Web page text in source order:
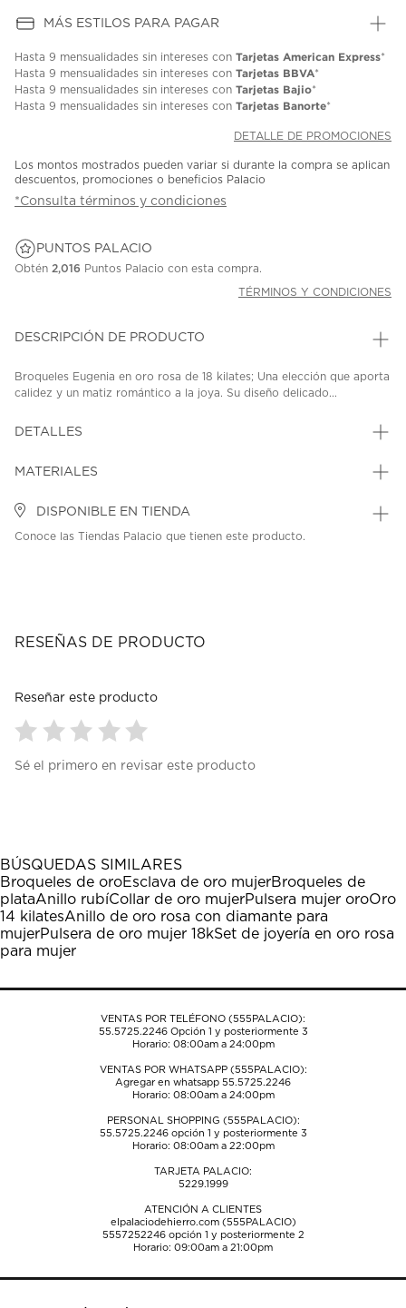
MÁS ESTILOS PARA PAGAR
Hasta 9 mensualidades sin intereses con Tarjetas American Express*
Hasta 9 mensualidades sin intereses con Tarjetas BBVA*
Hasta 9 mensualidades sin intereses con Tarjetas Bajio*
Hasta 9 mensualidades sin intereses con Tarjetas Banorte*
DETALLE DE PROMOCIONES
Los montos mostrados pueden variar si durante la compra se aplican
descuentos, promociones o beneficios Palacio
*Consulta términos y condiciones
PUNTOS PALACIO
Obtén 2,016 Puntos Palacio con esta compra.
TÉRMINOS Y CONDICIONES
DESCRIPCIÓN DE PRODUCTO
Broqueles Eugenia en oro rosa de 18 kilates; Una elección que aporta
calidez y un matiz romántico a la joya. Su diseño delicado...
DETALLES
MATERIALES
DISPONIBLE EN TIENDA
Conoce las Tiendas Palacio que tienen este producto.
RESEÑAS DE PRODUCTO
Reseñar este producto
para
1
estrella
Esta
acción
abrirá
el
formulario
envío.
para
estrellas.
Esta
acción
abrirá
el
formulario
envío.
para
estrellas.
Esta
acción
abrirá
el
formulario
envío.
para
estrellas.
Esta
acción
abrirá
el
envío.
para
estrellas.
Esta
acción
abrirá
el
envío.
Sé el primero en revisar este producto
BÚSQUEDAS SIMILARES
Broqueles de oroEsclava de oro mujerBroqueles de
plataAnillo rubíCollar de oro mujerPulsera mujer oroOro
14 kilatesAnillo de oro rosa con diamante para
mujerPulsera de oro mujer 18kSet de joyería en oro rosa
para mujer
VENTAS POR TELÉFONO (555PALACIO):
55.5725.2246Opción 1 y posteriormente 3
Horario: 08:00am a 24:00pm
VENTAS POR WHATSAPP (555PALACIO):
Agregar en whatsapp 55.5725.2246
Horario: 08:00am a 24:00pm
PERSONAL SHOPPING (555PALACIO):
55.5725.2246opción 1 y posteriormente 3
Horario: 08:00am a 22:00pm
TARJETA PALACIO:
5229.1999
ATENCIÓN A CLIENTES
elpalaciodehierro.com (555PALACIO)
5557252246opción 1 y posteriormente 2
Horario: 09:00am a 21:00pm